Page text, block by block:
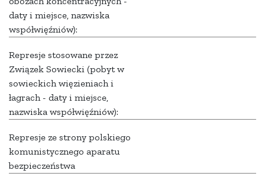
daty i miejsce, nazwiska
współwięźniów):
Represje stosowane przez
Związek Sowiecki (pobyt w
sowieckich więzieniach i
łagrach - daty i miejsce,
nazwiska współwięźniów):
Represje ze strony polskiego
komunistycznego aparatu
bezpieczeństwa